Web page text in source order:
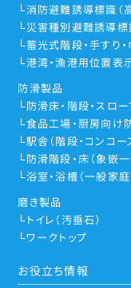
消防避難誘導標識（
災害種別避難誘導標
蓄光式階段・手すり・
港湾・漁港用位置表
防滑製品
防滑床・階段・スロー
食品工場・厨房向け
駅舎（階段・コンコー
防滑階段・床（象嵌一
浴室・浴槽（一般家
磨き製品
トイレ（汚垂石）
ワークトップ
お役立ち情報